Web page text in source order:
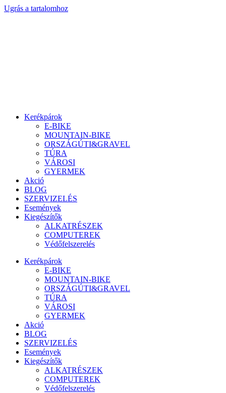
Ugrás a tartalomhoz
Kerékpárok
E-BIKE
MOUNTAIN-BIKE
ORSZÁGÚTI&GRAVEL
TÚRA
VÁROSI
GYERMEK
Akció
BLOG
SZERVIZELÉS
Események
Kiegészítők
ALKATRÉSZEK
COMPUTEREK
Védőfelszerelés
Kerékpárok
E-BIKE
MOUNTAIN-BIKE
ORSZÁGÚTI&GRAVEL
TÚRA
VÁROSI
GYERMEK
Akció
BLOG
SZERVIZELÉS
Események
Kiegészítők
ALKATRÉSZEK
COMPUTEREK
Védőfelszerelés